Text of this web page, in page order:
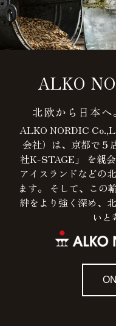
ALKO
北欧から日本
ALKO NORDIC
会社）は、京都で５
社K-STAGE」 を親
アイスランドなどの
ます。 そして、この
絆をより強く深め、
いと